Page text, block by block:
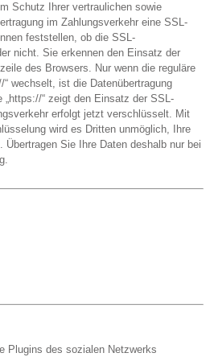
Schutz Ihrer vertraulichen sowie
im Zahlungsverkehr eine SSL-
feststellen, ob die SSL-
nicht. Sie erkennen den Einsatz der
des Browsers. Nur wenn die reguläre
“ wechselt, ist die Datenübertragung
“ zeigt den Einsatz der SSL-
erfolgt jetzt verschlüsselt. Mit
wird es Dritten unmöglich, Ihre
Sie Ihre Daten deshalb nur bei
Plugins des sozialen Netzwerks